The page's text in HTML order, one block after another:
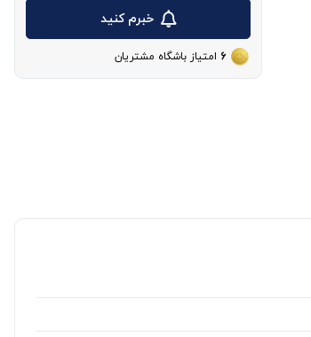
خبرم کنید
6 امتیاز باشگاه مشتریان